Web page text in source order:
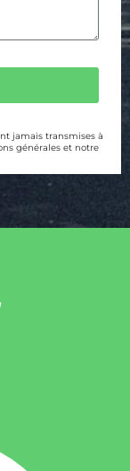
jamais transmises à
générales et notre